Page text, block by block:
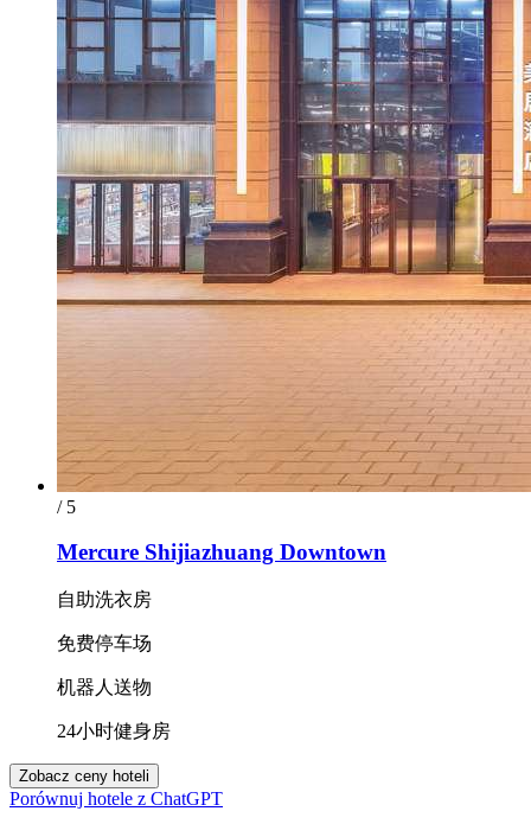
/ 5
Mercure Shijiazhuang Downtown
自助洗衣房
免费停车场
机器人送物
24小时健身房
Zobacz ceny hoteli
Porównuj hotele z ChatGPT